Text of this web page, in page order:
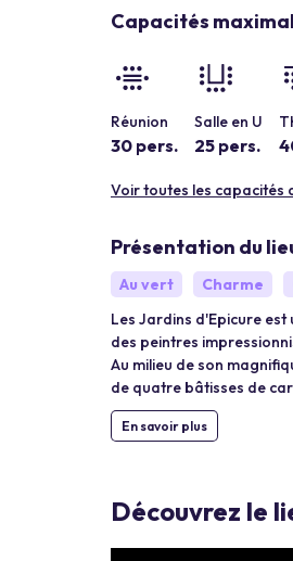
Capacités
Réunion
30 pers.
Salle en U
25 pers.
Voir toutes les capacités
Présentation du
Au vert Charme
Les Jardins d'Epicure
des peintres
Au milieu de son
de quatre bâtisses de
En savoir plus
Découvrez le